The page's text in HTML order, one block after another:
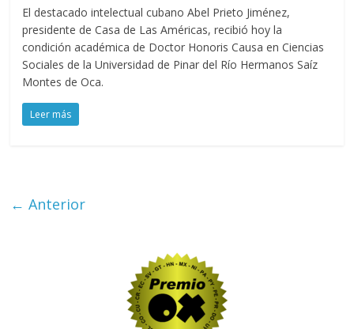
El destacado intelectual cubano Abel Prieto Jiménez,
presidente de Casa de Las Américas, recibió hoy la
condición académica de Doctor Honoris Causa en Ciencias
Sociales de la Universidad de Pinar del Río Hermanos Saíz
Montes de Oca.
Leer más
← Anterior